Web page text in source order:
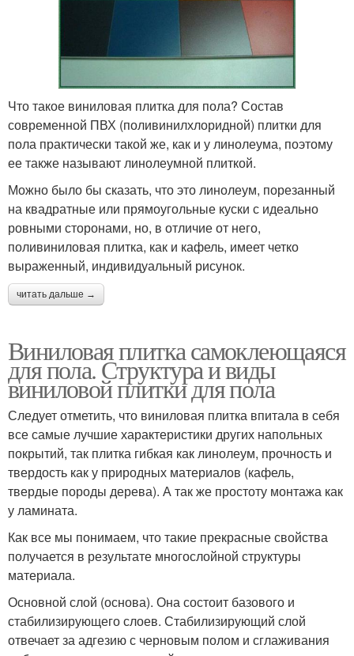
Что такое виниловая плитка для пола? Состав
современной ПВХ (поливинилхлоридной) плитки для
пола практически такой же, как и у линолеума, поэтому
ее также называют линолеумной плиткой.
Можно было бы сказать, что это линолеум, порезанный
на квадратные или прямоугольные куски с идеально
ровными сторонами, но, в отличие от него,
поливиниловая плитка, как и кафель, имеет четко
выраженный, индивидуальный рисунок.
читать дальше →
Виниловая плитка самоклеющаяся
для пола. Структура и виды
виниловой плитки для пола
Следует отметить, что виниловая плитка впитала в себя
все самые лучшие характеристики других напольных
покрытий, так плитка гибкая как линолеум, прочность и
твердость как у природных материалов (кафель,
твердые породы дерева). А так же простоту монтажа как
у ламината.
Как все мы понимаем, что такие прекрасные свойства
получается в результате многослойной структуры
материала.
Основной слой (основа). Она состоит базового и
стабилизирующего слоев. Стабилизирующий слой
отвечает за адгезию с черновым полом и сглаживания